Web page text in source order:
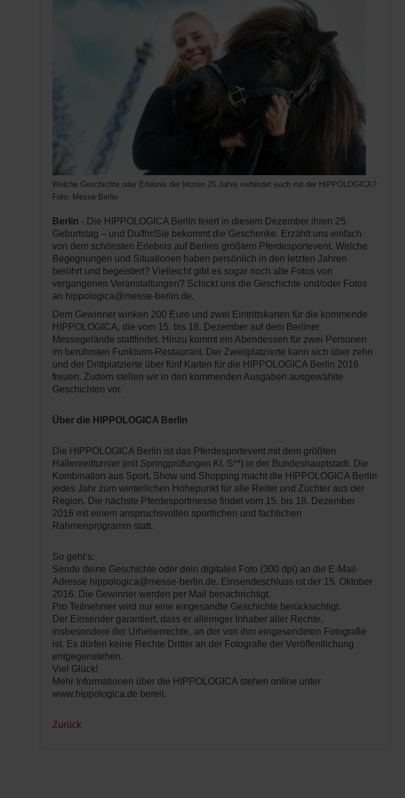
Welche Geschichte oder Erlebnis der letzten 25 Jahre verbindet euch mit der HIPPOLOGICA?
Foto: Messe Berlin
Berlin - Die HIPPOLOGICA Berlin feiert in diesem Dezember ihren 25.
Geburtstag – und Du/Ihr/Sie bekommt die Geschenke. Erzählt uns einfach
von dem schönsten Erlebnis auf Berlins größtem Pferdesportevent. Welche
Begegnungen und Situationen haben persönlich in den letzten Jahren
berührt und begeistert? Vielleicht gibt es sogar noch alte Fotos von
vergangenen Veranstaltungen? Schickt uns die Geschichte und/oder Fotos
an hippologica@messe-berlin.de.
Dem Gewinner winken 200 Euro und zwei Eintrittskarten für die kommende
HIPPOLOGICA, die vom 15. bis 18. Dezember auf dem Berliner
Messegelände stattfindet. Hinzu kommt ein Abendessen für zwei Personen
im berühmten Funkturm-Restaurant. Der Zweitplatzierte kann sich über zehn
und der Drittplatzierte über fünf Karten für die HIPPOLOGICA Berlin 2016
freuen. Zudem stellen wir in den kommenden Ausgaben ausgewählte
Geschichten vor.
Über die HIPPOLOGICA Berlin
Die HIPPOLOGICA Berlin ist das Pferdesportevent mit dem größten
Hallenreitturnier (mit Springprüfungen Kl. S**) in der Bundeshauptstadt. Die
Kombination aus Sport, Show und Shopping macht die HIPPOLOGICA Berlin
jedes Jahr zum winterlichen Höhepunkt für alle Reiter und Züchter aus der
Region. Die nächste Pferdesportmesse findet vom 15. bis 18. Dezember
2016 mit einem anspruchsvollen sportlichen und fachlichen
Rahmenprogramm statt.
So geht’s:
Sende deine Geschichte oder dein digitales Foto (300 dpi) an die E-Mail-
Adresse hippologica@messe-berlin.de. Einsendeschluss ist der 15. Oktober
2016. Die Gewinner werden per Mail benachrichtigt.
Pro Teilnehmer wird nur eine eingesandte Geschichte berücksichtigt.
Der Einsender garantiert, dass er alleiniger Inhaber aller Rechte,
insbesondere der Urheberrechte, an der von ihm eingesendeten Fotografie
ist. Es dürfen keine Rechte Dritter an der Fotografie der Veröffentlichung
entgegenstehen.
Viel Glück!
Mehr Informationen über die HIPPOLOGICA stehen online unter
www.hippologica.de bereit.
Zurück